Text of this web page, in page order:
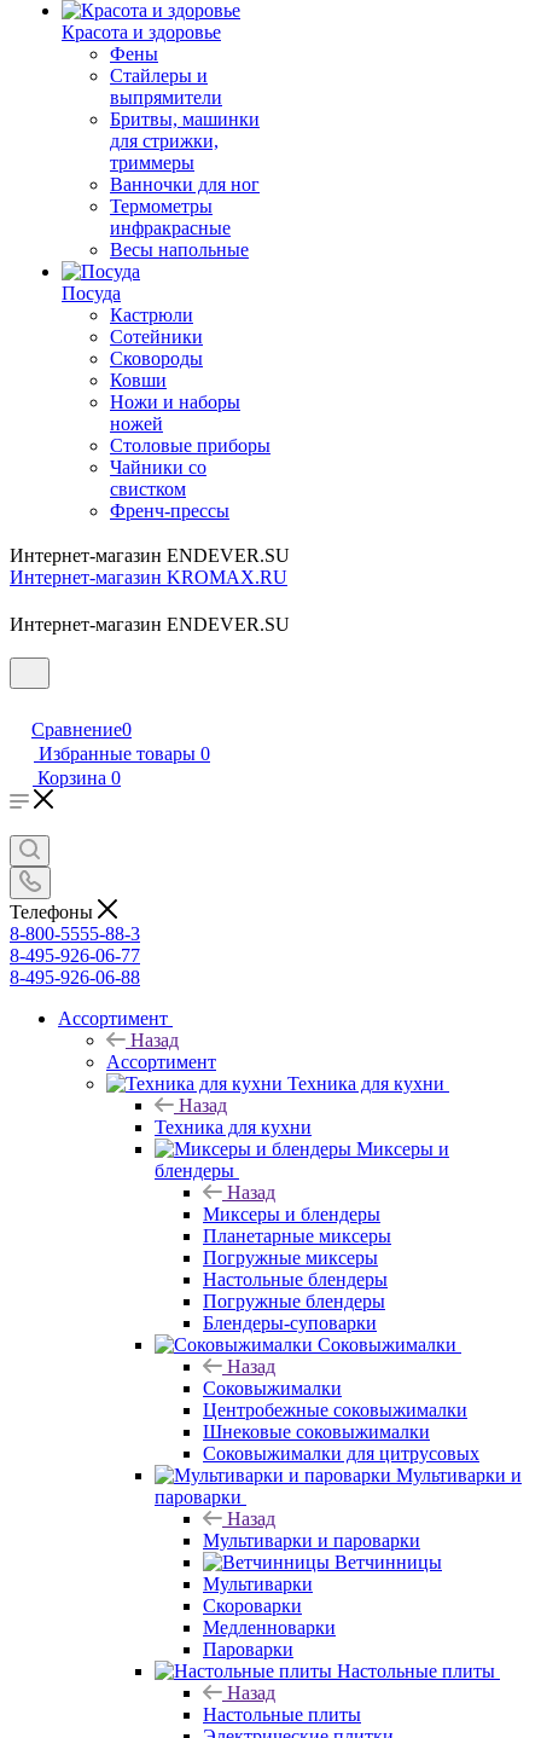
Красота и здоровье
Фены
Стайлеры и
выпрямители
Бритвы, машинки
для стрижки,
триммеры
Ванночки для ног
Термометры
инфракрасные
Весы напольные
Посуда
Кастрюли
Сотейники
Сковороды
Ковши
Ножи и наборы
ножей
Столовые приборы
Чайники со
свистком
Френч-прессы
Интернет-магазин ENDEVER.SU
Интернет-магазин KROMAX.RU
Интернет-магазин ENDEVER.SU
Сравнение0
Избранные товары 0
Корзина 0
Телефоны
8-800-5555-88-3
8-495-926-06-77
8-495-926-06-88
Ассортимент
Назад
Ассортимент
Техника для кухни
Назад
Техника для кухни
Миксеры и
блендеры
Назад
Миксеры и блендеры
Планетарные миксеры
Погружные миксеры
Настольные блендеры
Погружные блендеры
Блендеры-суповарки
Соковыжималки
Назад
Соковыжималки
Центробежные соковыжималки
Шнековые соковыжималки
Соковыжималки для цитрусовых
Мультиварки и
пароварки
Назад
Мультиварки и пароварки
Ветчинницы
Мультиварки
Скороварки
Медленноварки
Пароварки
Настольные плиты
Назад
Настольные плиты